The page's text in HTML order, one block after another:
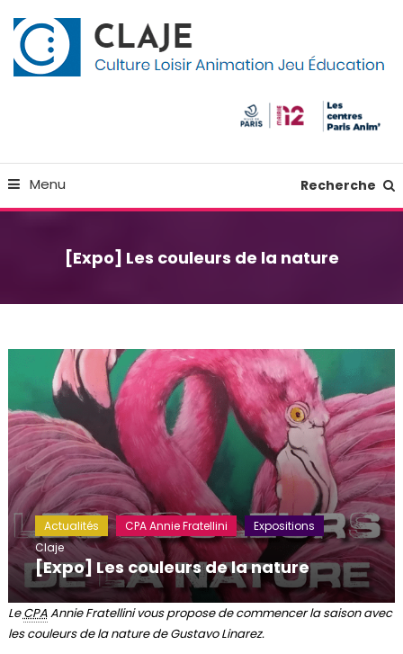
To
Content
Menu Recherche
[Expo] Les couleurs de la nature
Actualités CPA Annie Fratellini
Expositions
Claje
[Expo] Les couleurs de la nature
LeCPAAnnie Fratellini vous propose de commencer la saison avec
les couleurs de la nature de Gustavo Linarez.